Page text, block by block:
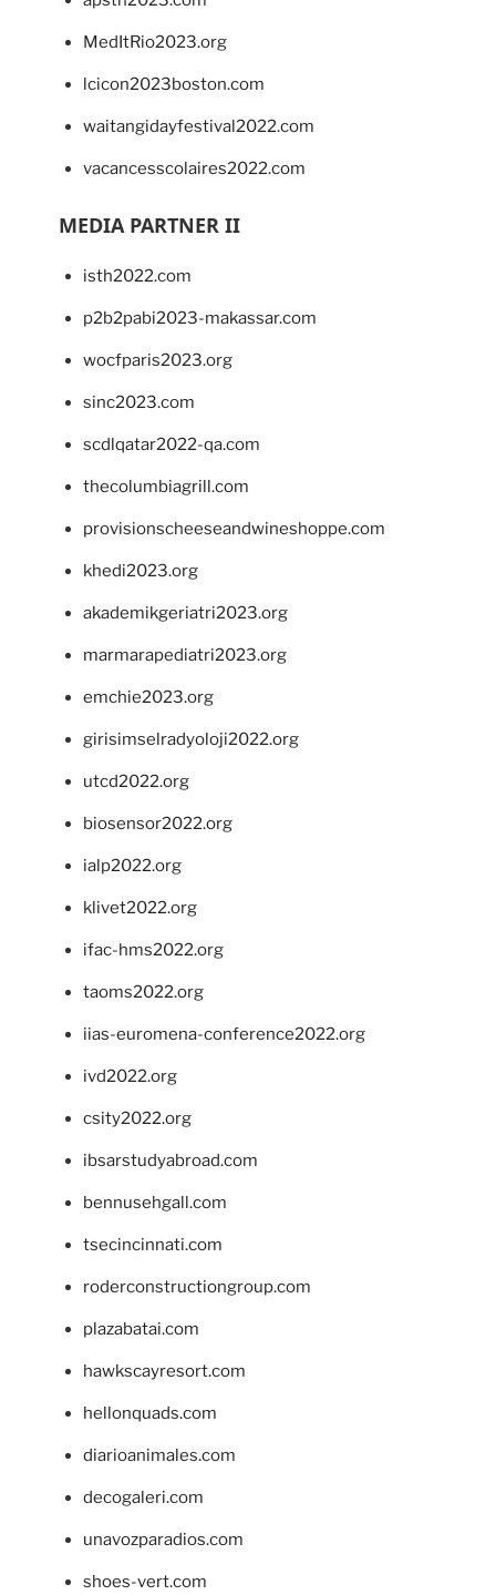
MedItRio2023.org
lcicon2023boston.com
waitangidayfestival2022.com
vacancesscolaires2022.com
MEDIA PARTNER II
isth2022.com
p2b2pabi2023-makassar.com
wocfparis2023.org
sinc2023.com
scdlqatar2022-qa.com
thecolumbiagrill.com
provisionscheeseandwineshoppe.com
khedi2023.org
akademikgeriatri2023.org
marmarapediatri2023.org
emchie2023.org
girisimselradyoloji2022.org
utcd2022.org
biosensor2022.org
ialp2022.org
klivet2022.org
ifac-hms2022.org
taoms2022.org
iias-euromena-conference2022.org
ivd2022.org
csity2022.org
ibsarstudyabroad.com
bennusehgall.com
tsecincinnati.com
roderconstructiongroup.com
plazabatai.com
hawkscayresort.com
hellonquads.com
diarioanimales.com
decogaleri.com
unavozparadios.com
shoes-vert.com